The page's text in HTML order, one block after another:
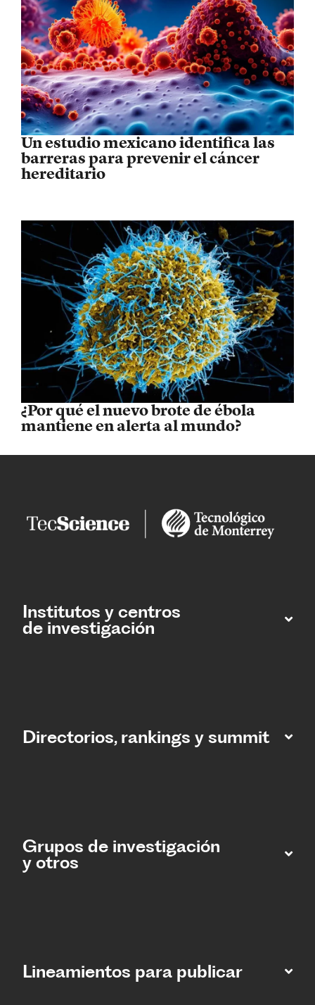
Un estudio mexicano identifica las
barreras para prevenir el cáncer
hereditario
¿Por qué el nuevo brote de ébola
mantiene en alerta al mundo?
Institutos y centros
de investigación
Directorios, rankings y summit
Grupos de investigación
y otros
Lineamientos para publicar